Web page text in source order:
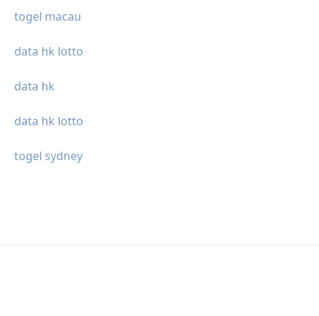
togel macau
data hk lotto
data hk
data hk lotto
togel sydney